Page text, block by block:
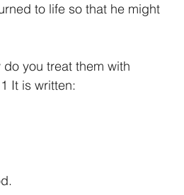
to life so that he might
you treat them with
It is written: